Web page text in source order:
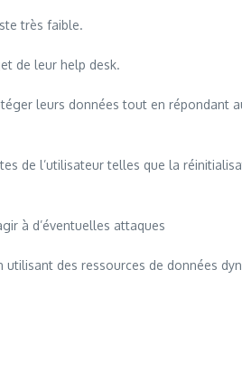
très faible.
de leur help desk.
leurs données tout en répondant
l’utilisateur telles que la
à d’éventuelles attaques
des ressources de données